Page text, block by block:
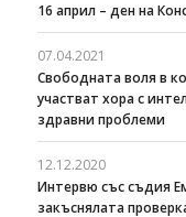
16 април – ден на
07.04.2021
Свободната воля в
участват хора с
здравни проблеми
12.12.2020
Интервю със съдия
закъснялата